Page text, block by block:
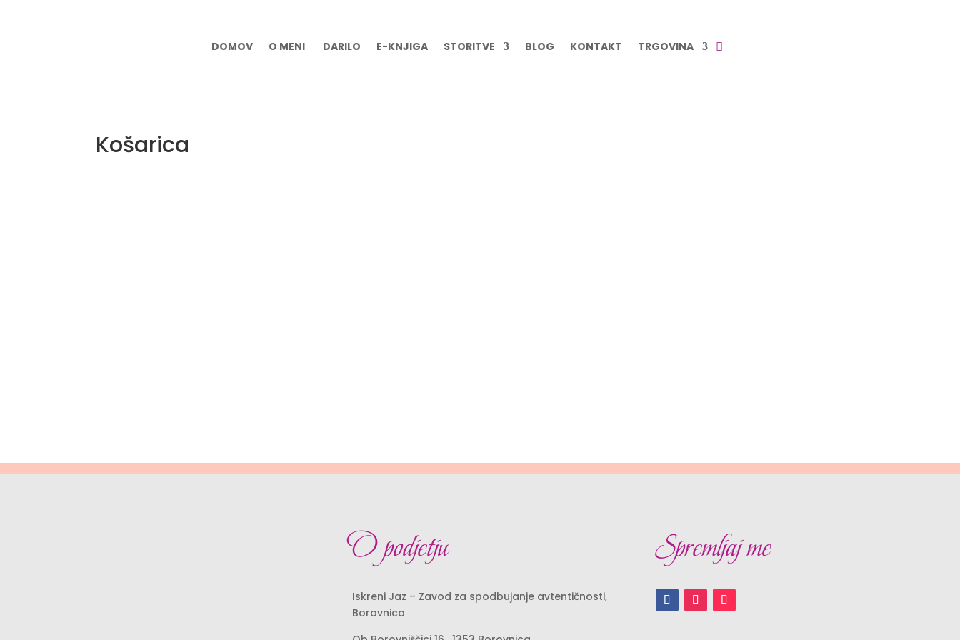
DOMOV O MENI DARILO E-KNJIGA STORITVE BLOG KONTAKT TRGOVINA
Košarica
O podjetju
Iskreni Jaz – Zavod za spodbujanje avtentičnosti,
Borovnica
Spremljaj me